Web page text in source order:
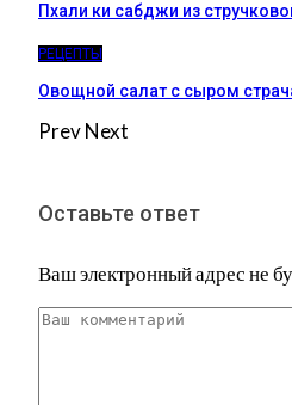
Пхали ки сабджи из
РЕЦЕПТЫ
Овощной салат с сыром
PrevNext
Оставьте ответ
Ваш электронный адрес не